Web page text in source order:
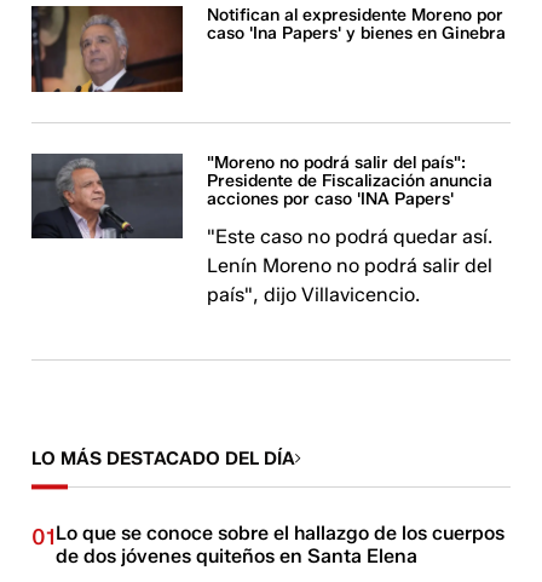
Notifican al expresidente Moreno por
caso 'Ina Papers' y bienes en Ginebra
"Moreno no podrá salir del país":
Presidente de Fiscalización anuncia
acciones por caso 'INA Papers'
"Este caso no podrá quedar así.
Lenín Moreno no podrá salir del
país", dijo Villavicencio.
LO MÁS DESTACADO DEL DÍA
01Lo que se conoce sobre el hallazgo de los cuerpos
de dos jóvenes quiteños en Santa Elena